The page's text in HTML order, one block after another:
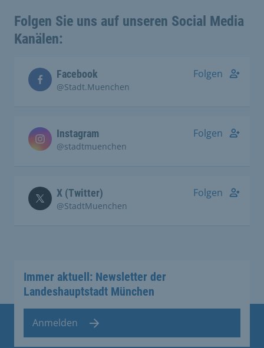
Folgen Sie uns auf unseren Social Media
Kanälen:
Facebook
@Stadt.Muenchen
Folgen
Instagram
@stadtmuenchen
Folgen
X (Twitter)
@StadtMuenchen
Folgen
Immer aktuell: Newsletter der
Landeshauptstadt München
Anmelden